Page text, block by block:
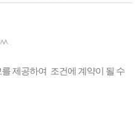
제공하여 조건에 계약이 될 수